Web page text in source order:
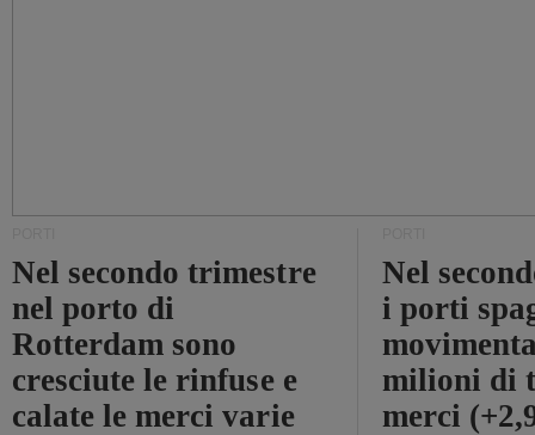
Nel secondo trimestre
nel porto di
Rotterdam sono
cresciute le rinfuse e
calate le merci varie
Nel
i porti
milioni di
merci